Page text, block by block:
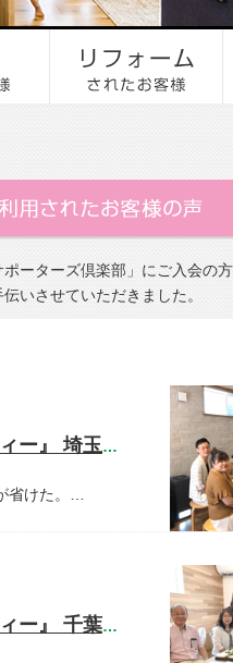
ーターズ倶楽部」にご入会の
いさせていただきました。
開催しました! 『新築お披露目パーティー』 埼玉県三郷市 M様宅
省けた。…
開催しました! 『新築お披露目パーティー』 千葉県我孫子市 M様宅